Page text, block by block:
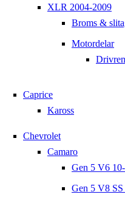
XLR 2004-2009
Broms &
Motordelar
Caprice
Kaross
Chevrolet
Camaro
Gen 5 V6
Gen 5 V8